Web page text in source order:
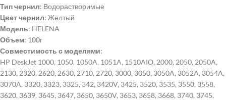
Тип чернил: Водорастворимые
Цвет чернил: Желтый
Модель: HELENA
Объем: 100г
Совместимость с моделями:
HP DeskJet 1000, 1050, 1050A, 1051A, 1510AIO, 2000, 2050, 2050A,
2130, 2320, 2620, 2630, 2710, 2720, 3000, 3050, 3050A, 3052A, 3054A,
3070A, 3320, 3323, 3325, 342, 3420V, 3425, 3520, 3535, 3550, 3558,
3620, 3639, 3645, 3647, 3650, 3650V, 3653, 3658, 3668, 3740, 3745,